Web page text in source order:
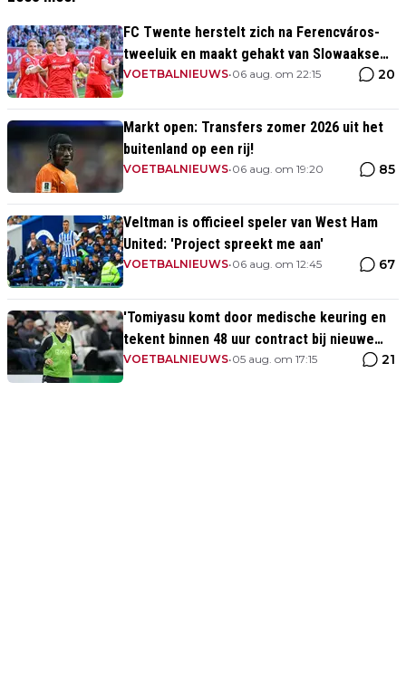
FC Twente herstelt zich na Ferencváros-
tweeluik en maakt gehakt van Slowaakse
opponent
VOETBALNIEUWS•06 aug. om 22:15 20
Markt open: Transfers zomer 2026 uit het
buitenland op een rij!
VOETBALNIEUWS•06 aug. om 19:20 85
Veltman is officieel speler van West Ham
United: 'Project spreekt me aan'
VOETBALNIEUWS•06 aug. om 12:45 67
'Tomiyasu komt door medische keuring en
tekent binnen 48 uur contract bij nieuwe
club'
VOETBALNIEUWS•05 aug. om 17:15 21